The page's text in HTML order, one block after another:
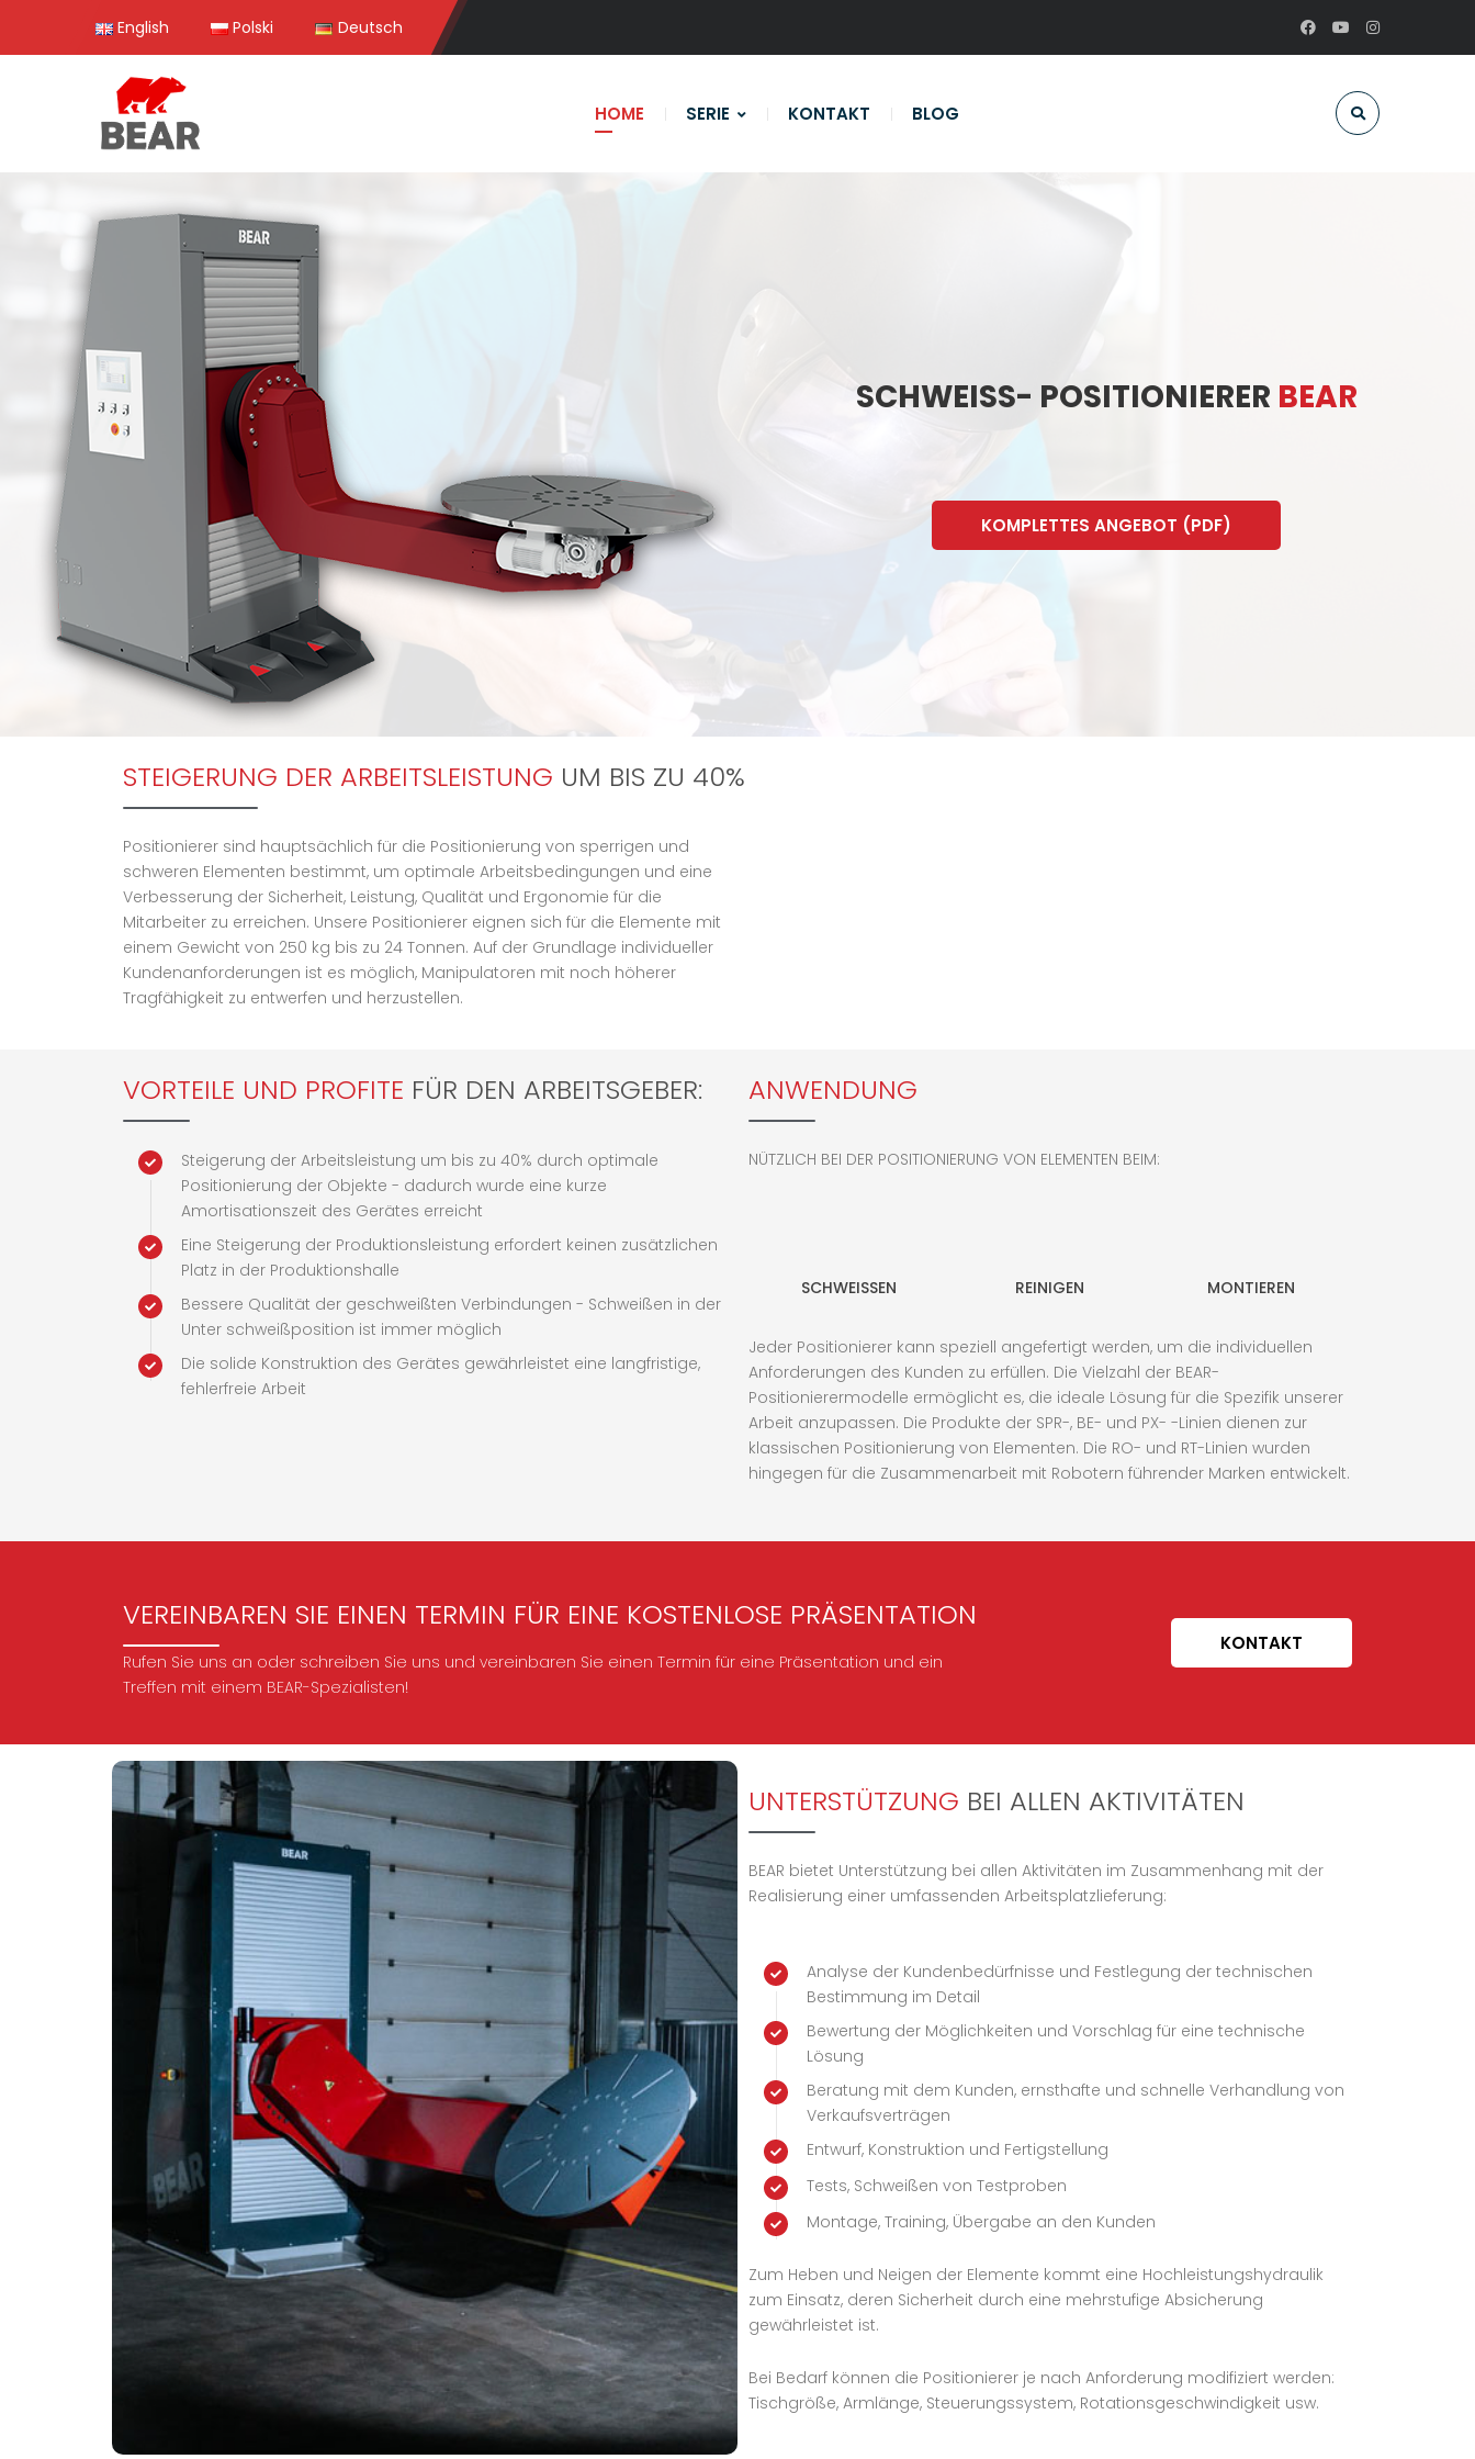
English Polski Deutsch
HOME SERIE KONTAKT BLOG
SCHWEISS- POSITIONIERER BEAR
KOMPLETTES ANGEBOT (PDF)
STEIGERUNG DER ARBEITSLEISTUNG UM BIS ZU 40%
Positionierer sind hauptsächlich für die Positionierung von sperrigen und
schweren Elementen bestimmt, um optimale Arbeitsbedingungen und eine
Verbesserung der Sicherheit, Leistung, Qualität und Ergonomie für die
Mitarbeiter zu erreichen. Unsere Positionierer eignen sich für die Elemente mit
einem Gewicht von 250 kg bis zu 24 Tonnen. Auf der Grundlage individueller
Kundenanforderungen ist es möglich, Manipulatoren mit noch höherer
Tragfähigkeit zu entwerfen und herzustellen.
VORTEILE UND PROFITE FÜR DEN ARBEITSGEBER:
Steigerung der Arbeitsleistung um bis zu 40% durch optimale
Positionierung der Objekte - dadurch wurde eine kurze
Amortisationszeit des Gerätes erreicht
Eine Steigerung der Produktionsleistung erfordert keinen zusätzlichen
Platz in der Produktionshalle
Bessere Qualität der geschweißten Verbindungen - Schweißen in der
Unter schweißposition ist immer möglich
Die solide Konstruktion des Gerätes gewährleistet eine langfristige,
fehlerfreie Arbeit
ANWENDUNG
NÜTZLICH BEI DER POSITIONIERUNG VON ELEMENTEN BEIM:
SCHWEISSEN REINIGEN MONTIEREN
Jeder Positionierer kann speziell angefertigt werden, um die individuellen
Anforderungen des Kunden zu erfüllen. Die Vielzahl der BEAR-
Positionierermodelle ermöglicht es, die ideale Lösung für die Spezifik unserer
Arbeit anzupassen. Die Produkte der SPR-, BE- und PX- -Linien dienen zur
klassischen Positionierung von Elementen. Die RO- und RT-Linien wurden
hingegen für die Zusammenarbeit mit Robotern führender Marken entwickelt.
VEREINBAREN SIE EINEN TERMIN FÜR EINE KOSTENLOSE PRÄSENTATION
Rufen Sie uns an oder schreiben Sie uns und vereinbaren Sie einen Termin für eine Präsentation und ein
Treffen mit einem BEAR-Spezialisten!
KONTAKT
UNTERSTÜTZUNG BEI ALLEN AKTIVITÄTEN
BEAR bietet Unterstützung bei allen Aktivitäten im Zusammenhang mit der
Realisierung einer umfassenden Arbeitsplatzlieferung:
Analyse der Kundenbedürfnisse und Festlegung der technischen
Bestimmung im Detail
Bewertung der Möglichkeiten und Vorschlag für eine technische
Lösung
Beratung mit dem Kunden, ernsthafte und schnelle Verhandlung von
Verkaufsverträgen
Entwurf, Konstruktion und Fertigstellung
Tests, Schweißen von Testproben
Montage, Training, Übergabe an den Kunden
Zum Heben und Neigen der Elemente kommt eine Hochleistungshydraulik
zum Einsatz, deren Sicherheit durch eine mehrstufige Absicherung
gewährleistet ist.
Bei Bedarf können die Positionierer je nach Anforderung modifiziert werden:
Tischgröße, Armlänge, Steuerungssystem, Rotationsgeschwindigkeit usw.